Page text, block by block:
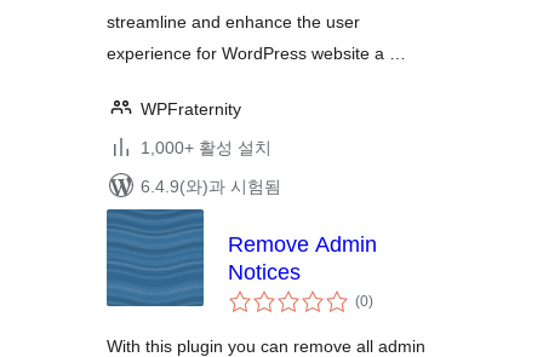
streamline and enhance the user
experience for WordPress website a …
WPFraternity
1,000+ 활성 설치
6.4.9(와)과 시험됨
Remove Admin
Notices
(0전
체
점
)
With this plugin you can remove all admin